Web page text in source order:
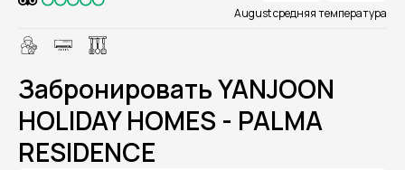
August средняя температура
Забронировать YANJOON
HOLIDAY HOMES - PALMA
RESIDENCE